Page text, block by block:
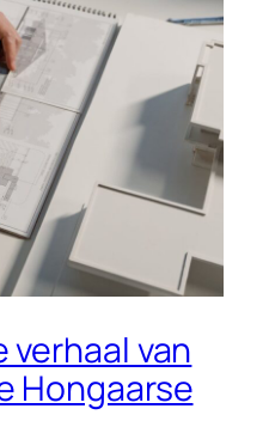
van
Hongaarse